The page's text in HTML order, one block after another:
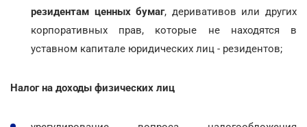
резидентам ценных бумаг, деривативов или других
корпоративных прав, которые не находятся в
уставном капитале юридических лиц - резидентов;
Налог на доходы физических лиц